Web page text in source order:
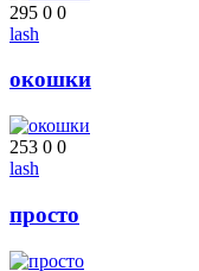
295 0 0
lash
окошки
253 0 0
lash
просто